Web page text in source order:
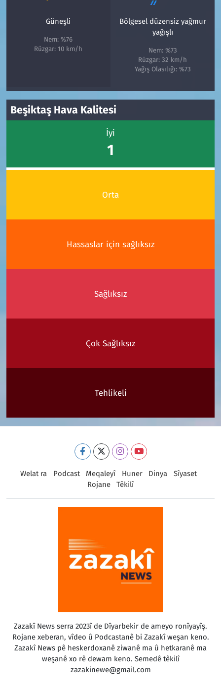
Güneşli
Nem: %76
Rüzgar: 10 km/h
Bölgesel düzensiz yağmur
yağışlı
Nem: %73
Rüzgar: 32 km/h
Yağış Olasılığı: %73
Beşiktaş Hava Kalitesi
İyi
1
Orta
Hassaslar için sağlıksız
Sağlıksız
Çok Sağlıksız
Tehlikeli
Welat ra Podcast Meqaleyî Huner Dinya
Sîyaset
Rojane
Têkilî
Zazakî News serra 2023î de Dîyarbekir de ameyo ronîyayîş.
Rojane xeberan, vîdeo û Podcastanê bi Zazakî weşan keno.
Zazakî News pê heskerdoxanê ziwanê ma û hetkaranê ma
weşanê xo rê dewam keno. Semedê têkilî
zazakinewe@gmail.com